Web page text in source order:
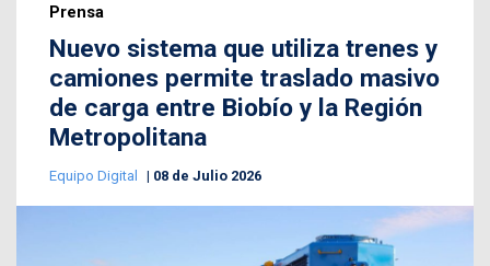
Prensa
Nuevo sistema que utiliza trenes y
camiones permite traslado masivo
de carga entre Biobío y la Región
Metropolitana
Equipo Digital 08 de Julio 2026